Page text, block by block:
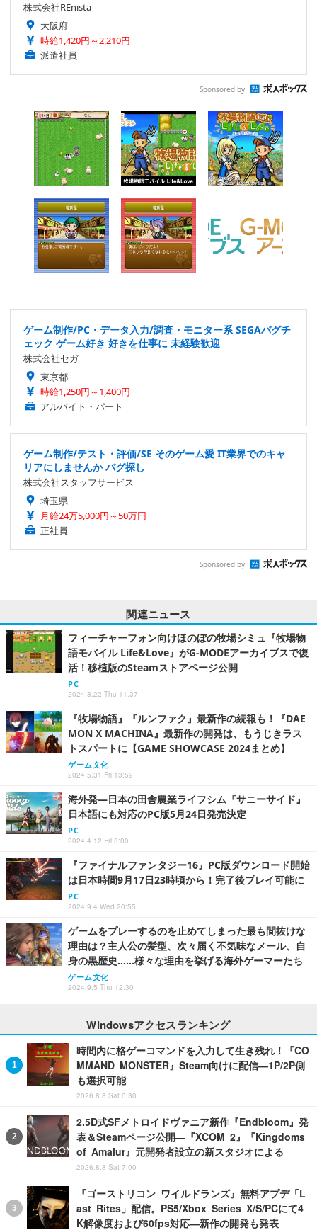
株式会社REnista
大阪府
時給1,420円～2,210円
派遣社員
Sponsored by
ゲーム制作/PC・データ入力/調査・モニター系 SEGAバグチ
ェック ゲーム好き 好きを仕事に 未経験歓迎
株式会社セガ
東京都
時給1,250円～1,400円
アルバイト・パート
ゲーム制作/テスト・評価/SE そのゲーム愛 IT業界でのキャ
リアにしませんか バグ探し
株式会社スタッフサービス
埼玉県
月給24万5,000円～50万円
正社員
Sponsored by
関連ニュース
フィーチャーフォン向けほのぼの牧場シミュ『牧場物
語モバイル Life&Love』がG-MODEアーカイブスで復
活！移植版のSteamストアページ公開
PC
2024.8.22 Thu 11:37
『牧場物語』『ルンファク』最新作の続報も！『DAE
MON X MACHINA』最新作の開発は、もうじきラス
トスパートに【GAME SHOWCASE 2024まとめ】
ゲーム文化
2024.5.31 Fri 13:59
海外発―日本の田舎農業ライフシム『サニーサイド』
日本語にも対応のPC版5月24日発売決定
PC
2024.4.12 Fri 8:00
『ファイナルファンタジー16』PC版ダウンロード開始
は日本時間9月17日23時頃から！完了後プレイ可能に
PC
2024.9.4 Wed 20:55
ゲームをプレーするのを止めてしまった最も間抜けな
理由は？主人公の髪型、次々届く不気味なメール、自
身の黒歴史……様々な理由を挙げる海外ゲーマーたち
ゲーム文化
2024.9.5 Thu 12:30
Windowsアクセスランキング
時間内に格ゲーコマンドを入力して生き残れ！『CO
MMAND MONSTER』Steam向けに配信―1P/2P側
も選択可能
2026.8.8 Sat 0:30
2.5D式SFメトロイドヴァニア新作『Endbloom』発
表＆Steamページ公開―『XCOM 2』『Kingdoms
of Amalur』元開発者設立の新スタジオによる
2026.8.8 Sat 7:00
『ゴーストリコン ワイルドランズ』無料アプデ「L
ast Rites」配信。PS5/Xbox Series X/S/PCにて4
K解像度および60fps対応―新作の開発も発表